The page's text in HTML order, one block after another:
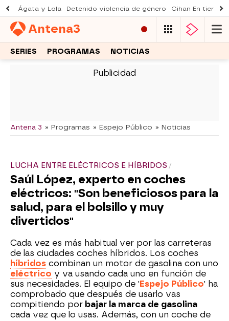
Ágata y Lola Detenido violencia de género Cihan En tierra
Antena3
SERIES PROGRAMAS NOTICIAS
Antena 3 » Programas » Espejo Público » Noticias
LUCHA ENTRE ELÉCTRICOS E HÍBRIDOS
Saúl López, experto en coches
eléctricos: "Son beneficiosos para la
salud, para el bolsillo y muy
divertidos"
Cada vez es más habitual ver por las carreteras
de las ciudades coches híbridos. Los coches
híbridos combinan un motor de gasolina con uno
eléctrico y va usando cada uno en función de
sus necesidades. El equipo de 'Espejo Público' ha
comprobado que después de usarlo vas
compitiendo por bajar la marca de gasolina
cada vez que lo usas. Además, con un coche de